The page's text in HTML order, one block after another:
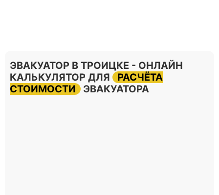
ЭВАКУАТОР В ТРОИЦКЕ - ОНЛАЙН
КАЛЬКУЛЯТОР ДЛЯ
РАСЧЁТА
СТОИМОСТИ
ЭВАКУАТОРА